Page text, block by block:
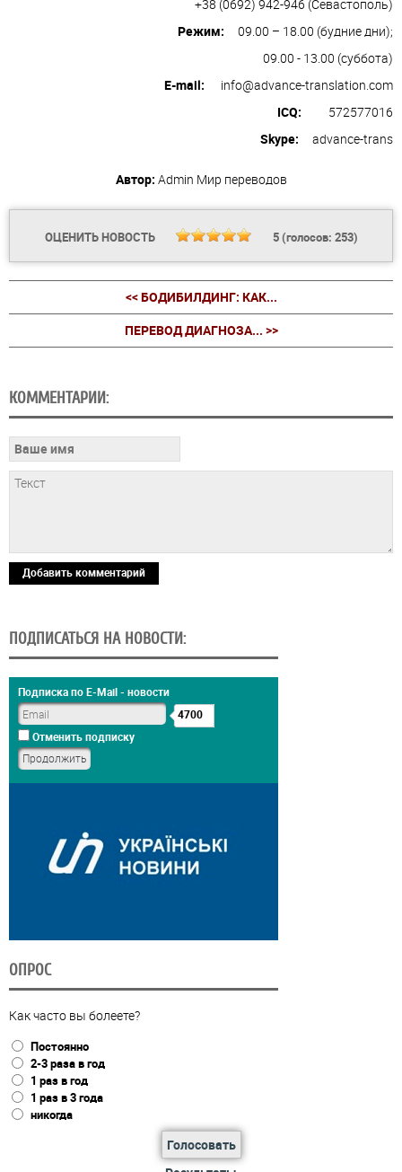
+38 (0692) 942-946 (Севастополь)
Режим: 09.00 – 18.00 (будние дни);
09.00 - 13.00 (суббота)
E-mail:
info@advance-translation.com
ICQ: 572577016
Skype: advance-trans
Автор: Admin Мир переводов
ОЦЕНИТЬ НОВОСТЬ 5(голосов: 253)
<< БОДИБИЛДИНГ: КАК...
ПЕРЕВОД ДИАГНОЗА... >>
КОММЕНТАРИИ:
Добавить комментарий
ПОДПИСАТЬСЯ НА НОВОСТИ:
Подписка по E-Mail - новости
4700
Отменить подписку
ОПРОС
Как часто вы болеете?
Постоянно
2-3 раза в год
1 раз в год
1 раз в 3 года
никогда
Голосовать